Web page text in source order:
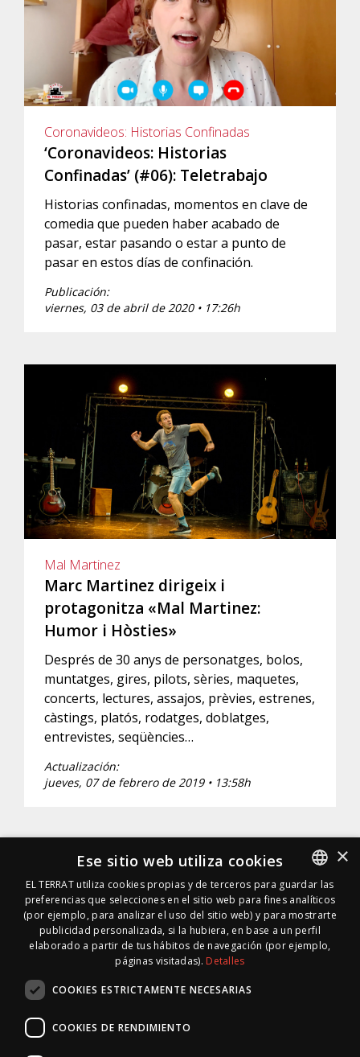
Coronavideos: Historias Confinadas
‘Coronavideos: Historias
Confinadas’ (#06): Teletrabajo
Historias confinadas, momentos en clave de
comedia que pueden haber acabado de
pasar, estar pasando o estar a punto de
pasar en estos días de confinación.
Publicación:
viernes, 03 de abril de 2020 • 17:26h
Mal Martinez
Marc Martinez dirigeix i
protagonitza «Mal Martinez:
Humor i Hòsties»
Després de 30 anys de personatges, bolos,
muntatges, gires, pilots, sèries, maquetes,
concerts, lectures, assajos, prèvies, estrenes,
càstings, platós, rodatges, doblatges,
entrevistes, seqüències…
Actualización:
jueves, 07 de febrero de 2019 • 13:58h
SPANISH
SPANISH
×
Ese sitio web utiliza cookies
EL TERRAT utiliza cookies propias y de terceros para guardar las
preferencias que selecciones en el sitio web para fines analíticos
(por ejemplo, para analizar el uso del sitio web) y para mostrarte
publicidad personalizada, si la hubiera, en base a un perfil
elaborado a partir de tus hábitos de navegación (por ejemplo,
páginas visitadas). Detalles
COOKIES ESTRICTAMENTE NECESARIAS
COOKIES DE RENDIMIENTO